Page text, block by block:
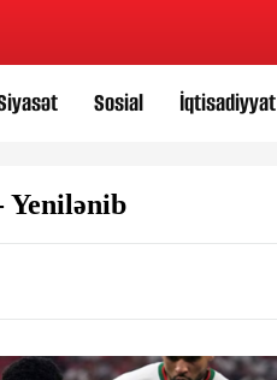
Sosial İqtisadiyyat
Yenilənib